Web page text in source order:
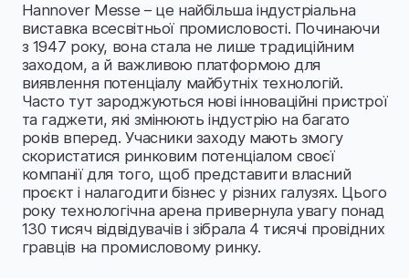
Hannover Messe – це найбільша індустріальна
виставка всесвітньої промисловості. Починаючи
з 1947 року, вона стала не лише традиційним
заходом, а й важливою платформою для
виявлення потенціалу майбутніх технологій.
Часто тут зароджуються нові інноваційні пристрої
та гаджети, які змінюють індустрію на багато
років вперед. Учасники заходу мають змогу
скористатися ринковим потенціалом своєї
компанії для того, щоб представити власний
проєкт і налагодити бізнес у різних галузях. Цього
року технологічна арена привернула увагу понад
130 тисяч відвідувачів і зібрала 4 тисячі провідних
гравців на промисловому ринку.